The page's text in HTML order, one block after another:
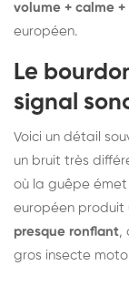
volume + calme +
européen.
Le
signal
Voici un détail
un bruit très
où la guêpe émet
européen produit
presque ronflant,
gros insecte